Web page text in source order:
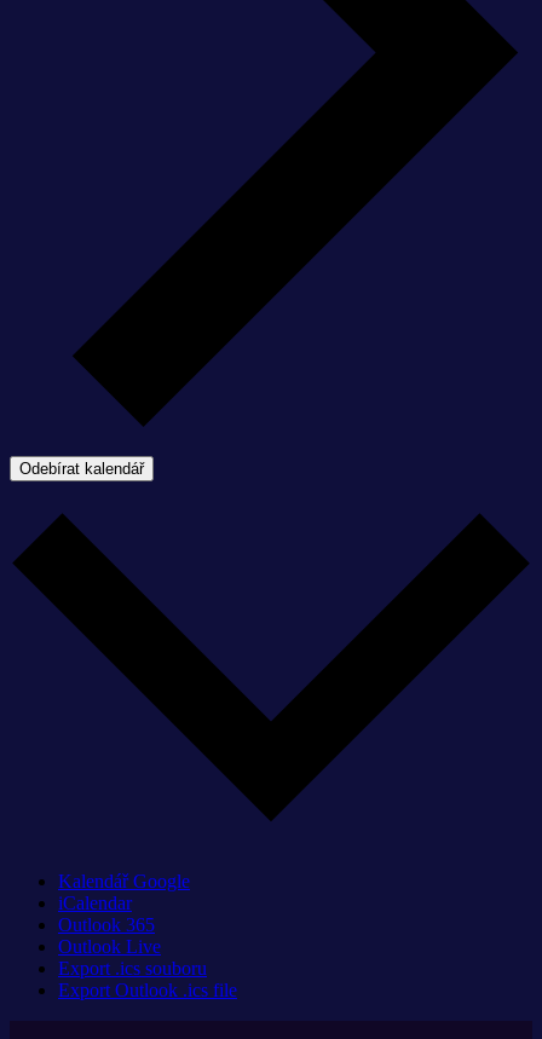
Odebírat kalendář
Kalendář Google
iCalendar
Outlook 365
Outlook Live
Export .ics souboru
Export Outlook .ics file